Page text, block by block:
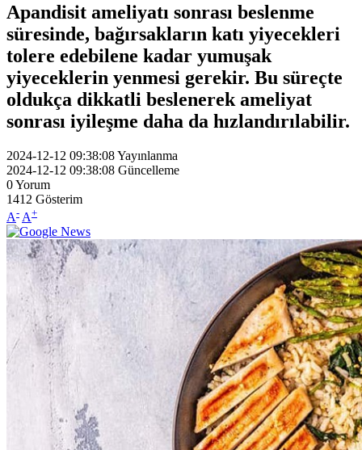
Apandisit ameliyatı sonrası beslenme
süresinde, bağırsakların katı yiyecekleri
tolere edebilene kadar yumuşak
yiyeceklerin yenmesi gerekir. Bu süreçte
oldukça dikkatli beslenerek ameliyat
sonrası iyileşme daha da hızlandırılabilir.
2024-12-12 09:38:08Yayınlanma
2024-12-12 09:38:08 Güncelleme
0Yorum
1412 Gösterim
A- A+